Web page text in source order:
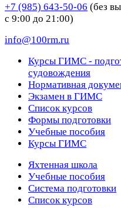
+7 (985) 643-50-06 (без
с 9:00 до 21:00)
info@100rm.ru
Курсы ГИМС -
судовождения
Нормативная
Экзамен в ГИМС
Список курсов
Формы подготовки
Учебные пособия
Курсы ГИМС
Яхтенная школа
Учебные пособия
Cистема подготовки
Список курсов